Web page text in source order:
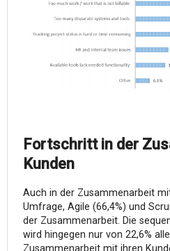
Fortschritt in der
Kunden
Auch in der Zusammenarbeit
Umfrage, Agile (66,4%) und
der Zusammenarbeit. Die
wird hingegen nur von 22,6%